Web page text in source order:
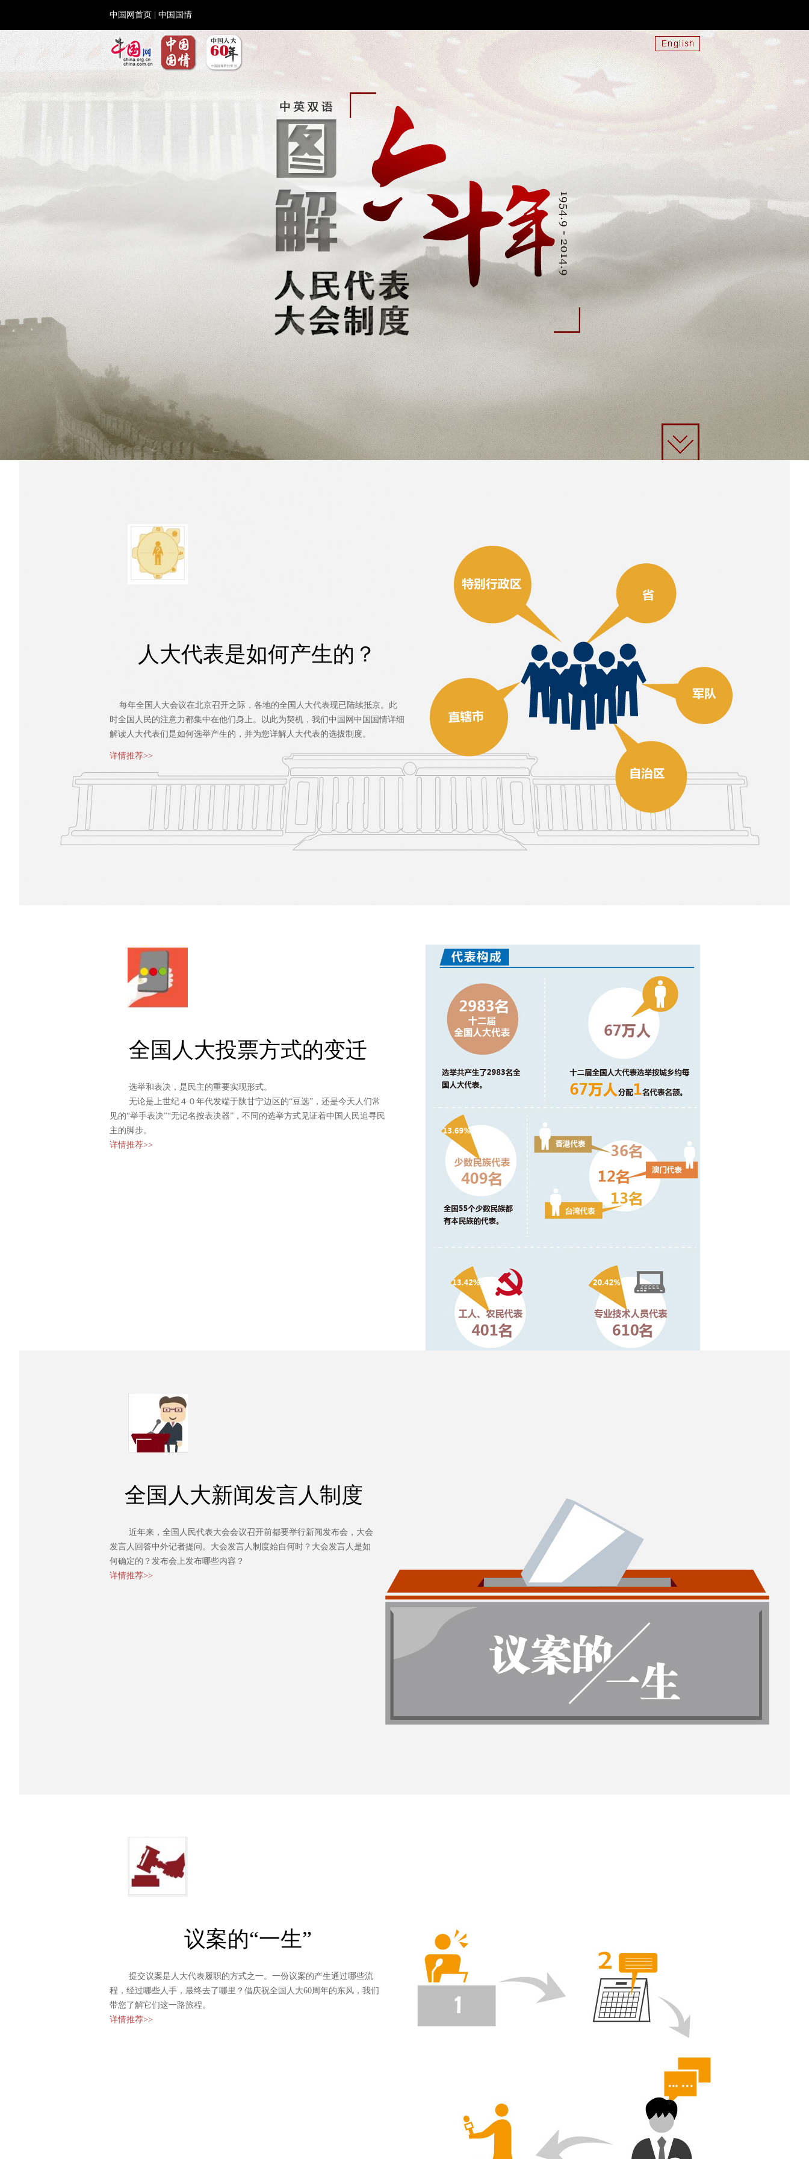
中国网首页 中国国情
人大代表是如何产生的？
每年全国人大会议在北京召开之际，各地的全国人大代表现已陆续抵京。此
时全国人民的注意力都集中在他们身上。以此为契机，我们中国网中国国情详细
解读人大代表们是如何选举产生的，并为您详解人大代表的选拔制度。
详情推荐>>
全国人大投票方式的变迁
选举和表决，是民主的重要实现形式。
无论是上世纪４０年代发端于陕甘宁边区的“豆选”，还是今天人们常
见的“举手表决”“无记名按表决器”，不同的选举方式见证着中国人民追寻民
主的脚步。
详情推荐>>
全国人大新闻发言人制度
近年来，全国人民代表大会会议召开前都要举行新闻发布会，大会
发言人回答中外记者提问。大会发言人制度始自何时？大会发言人是如
何确定的？发布会上发布哪些内容？
详情推荐>>
议案的“一生”
提交议案是人大代表履职的方式之一。一份议案的产生通过哪些流
程，经过哪些人手，最终去了哪里？借庆祝全国人大60周年的东风，我们
带您了解它们这一路旅程。
详情推荐>>